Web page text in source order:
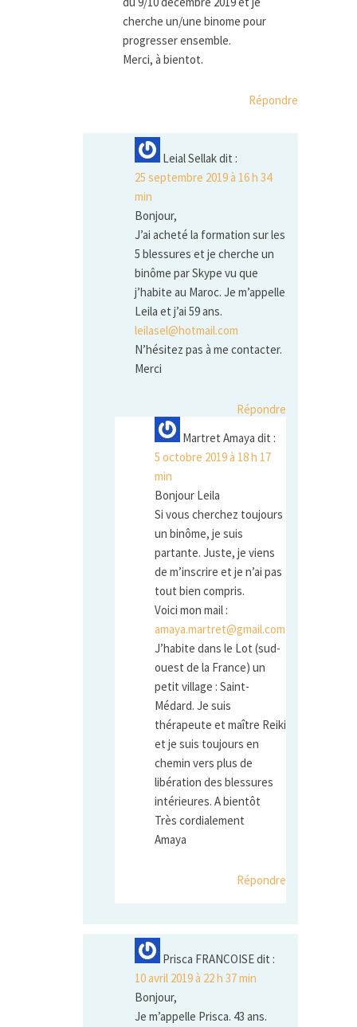
cherche un/une binome pour
progresser ensemble.
Merci, à bientot.
Répondre
Leial Sellakdit :
25 septembre 2019 à 16 h 34
min
Bonjour,
J’ai acheté la formation sur les
5 blessures et je cherche un
binôme par Skype vu que
j’habite au Maroc. Je m’appelle
Leila et j’ai 59 ans.
leilasel@hotmail.com
N’hésitez pas à me contacter.
Merci
Répondre
Martret Amaya dit :
5 octobre 2019 à 18 h 17
min
Bonjour Leila
Si vous cherchez toujours
un binôme, je suis
partante. Juste, je viens
de m’inscrire et je n’ai pas
tout bien compris.
Voici mon mail :
amaya.martret@gmail.com
J’habite dans le Lot (sud-
ouest de la France) un
petit village : Saint-
Médard. Je suis
thérapeute et maître Reiki
et je suis toujours en
chemin vers plus de
libération des blessures
intérieures. A bientôt
Très cordialement
Amaya
Répondre
Prisca FRANCOISEdit :
10 avril 2019 à 22 h 37 min
Bonjour,
Je m’appelle Prisca. 43 ans.